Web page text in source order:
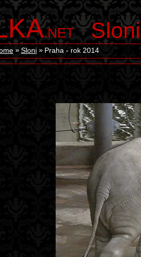
.NET Sloni
Sloni Praha - rok 2014